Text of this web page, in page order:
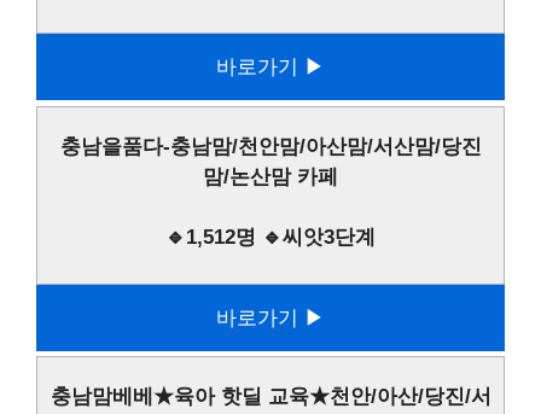
바로가기 ▶
충남을품다-충남맘/천안맘/아산맘/서산맘/당진
맘/논산맘 카페
🔹1,512명 🔹씨앗3단계
바로가기 ▶
충남맘베베★육아 핫딜 교육★천안/아산/당진/서